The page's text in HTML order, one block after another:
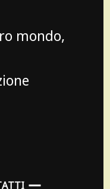
mondo,